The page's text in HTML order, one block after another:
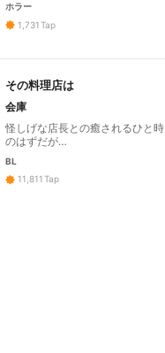
ホラー
1,731Tap
その料理店は
会庫
怪しげな店長との癒されるひと時
のはずだが…
BL
11,811 Tap